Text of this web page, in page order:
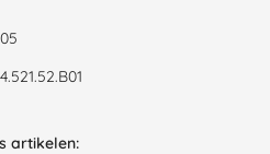
artikelen: